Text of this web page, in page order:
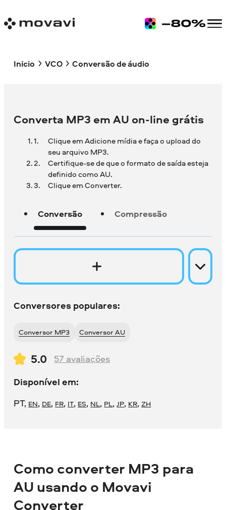
Inicio VCO Conversão de áudio
Converta MP3 em AU on-line grátis
Clique em Adicione mídia e faça o upload do
seu arquivo MP3.
Certifique-se de que o formato de saída esteja
definido como AU.
Clique em Converter.
Conversão Compressão
Conversores populares:
Conversor MP3 Conversor AU
5.0 57 avaliações
Disponível em:
PT, EN, DE, FR, IT, ES, NL, PL,JP, KR,ZH
Como converter MP3 para
AU usando o Movavi
Converter